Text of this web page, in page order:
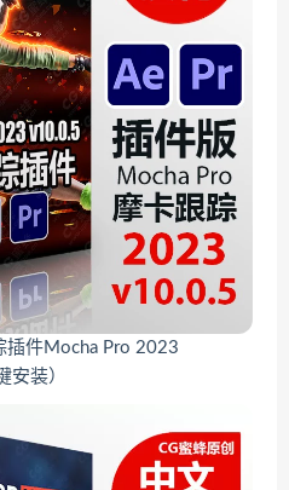
插件Mocha Pro 2023
装）